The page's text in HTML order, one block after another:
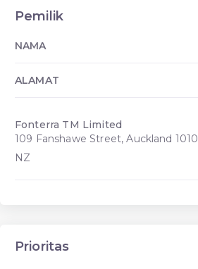
Pemilik
NAMA
ALAMAT
Fonterra TM Limited
109 Fanshawe Street, Auckland 1010
NZ
Prioritas